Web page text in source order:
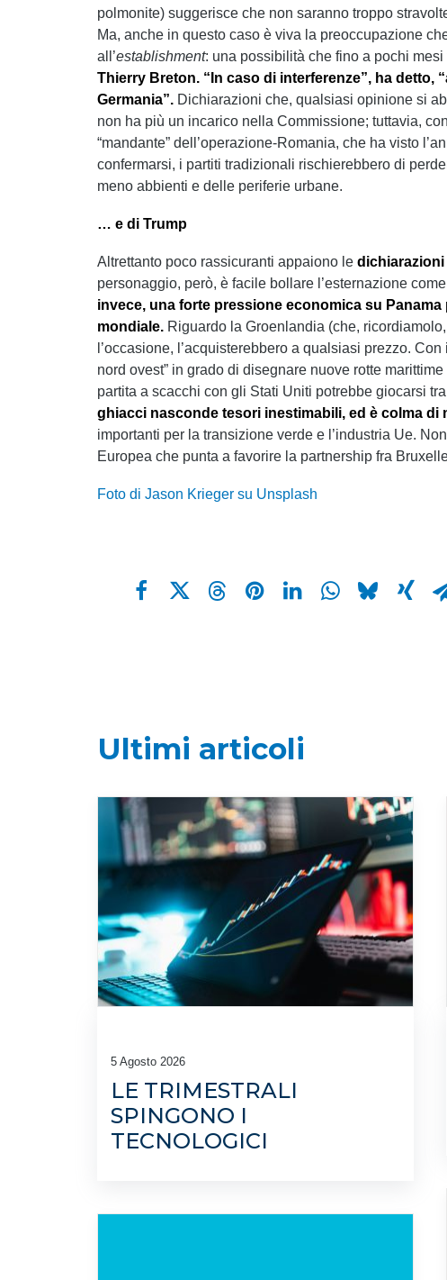
polmonite) suggerisce che non saranno troppo
Ma, anche in questo caso è viva la preoccupazione
all’establishment: una possibilità che fino a pochi
Thierry Breton. “In caso di interferenze”, ha detto,
Germania”. Dichiarazioni che, qualsiasi opinione si
non ha più un incarico nella Commissione; tuttavia,
“mandante” dell’operazione-Romania, che ha visto
confermarsi, i partiti tradizionali rischierebbero di
meno abbienti e delle periferie urbane.
… e di Trump
Altrettanto poco rassicuranti appaiono le dichiarazioni
personaggio, però, è facile bollare l’esternazione
invece, una forte pressione economica su
mondiale. Riguardo la Groenlandia (che,
l’occasione, l’acquisterebbero a qualsiasi prezzo.
nord ovest” in grado di disegnare nuove rotte
partita a scacchi con gli Stati Uniti potrebbe giocarsi
ghiacci nasconde tesori inestimabili, ed è colma di
importanti per la transizione verde e l’industria Ue.
Europea che punta a favorire la partnership fra
Foto di Jason Krieger su Unsplash
Ultimi articoli
5 Agosto 2026
LE TRIMESTRALI
SPINGONO I
TECNOLOGICI